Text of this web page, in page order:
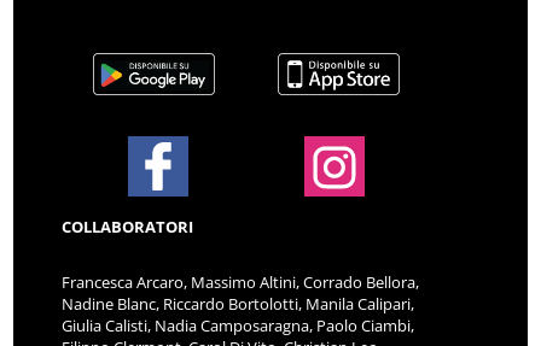
COLLABORATORI
Francesca Arcaro, Massimo Altini, Corrado Bellora,
Nadine Blanc, Riccardo Bortolotti, Manila Calipari,
Giulia Calisti, Nadia Camposaragna, Paolo Ciambi,